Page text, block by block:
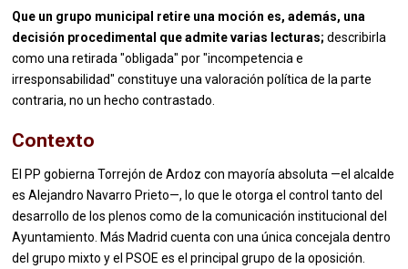
Que un grupo municipal retire una moción es, además, una
decisión procedimental que admite varias lecturas; describirla
como una retirada "obligada" por "incompetencia e
irresponsabilidad" constituye una valoración política de la parte
contraria, no un hecho contrastado.
Contexto
El PP gobierna Torrejón de Ardoz con mayoría absoluta —el alcalde
es Alejandro Navarro Prieto—, lo que le otorga el control tanto del
desarrollo de los plenos como de la comunicación institucional del
Ayuntamiento. Más Madrid cuenta con una única concejala dentro
del grupo mixto y el PSOE es el principal grupo de la oposición.